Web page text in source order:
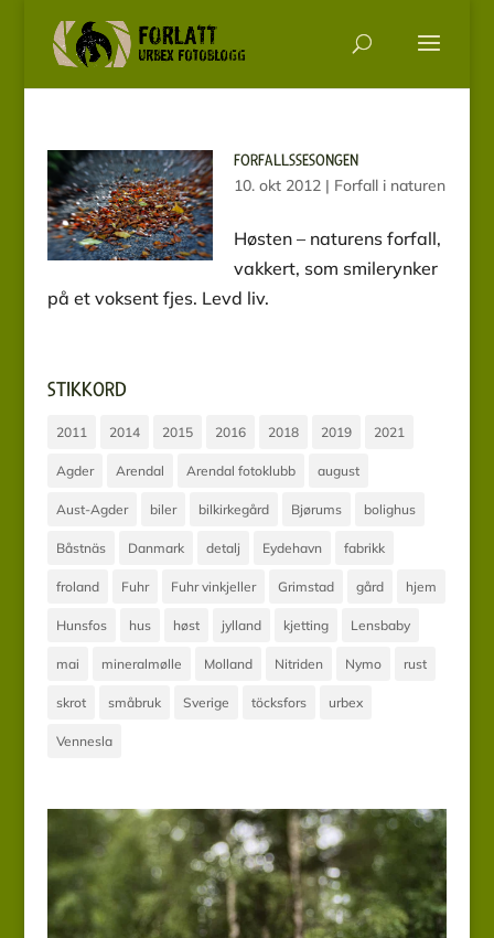
FORFALLSSESONGEN
10. okt 2012| Forfall i naturen
Høsten – naturens forfall,
vakkert, som smilerynker
på et voksent fjes. Levd liv.
STIKKORD
2011 2014 2015 2016 2018 2019 2021
Agder Arendal Arendal fotoklubb august
Aust-Agder biler bilkirkegård Bjørums bolighus
Båstnäs Danmark detalj Eydehavn fabrikk
froland Fuhr Fuhr vinkjeller Grimstad gård hjem
Hunsfos hus høst jylland kjetting Lensbaby
mai mineralmølle Molland Nitriden Nymo rust
skrot småbruk Sverige töcksfors urbex
Vennesla